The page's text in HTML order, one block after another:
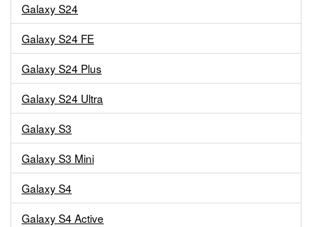
Galaxy S24
Galaxy S24 FE
Galaxy S24 Plus
Galaxy S24 Ultra
Galaxy S3
Galaxy S3 Mini
Galaxy S4
Galaxy S4 Active